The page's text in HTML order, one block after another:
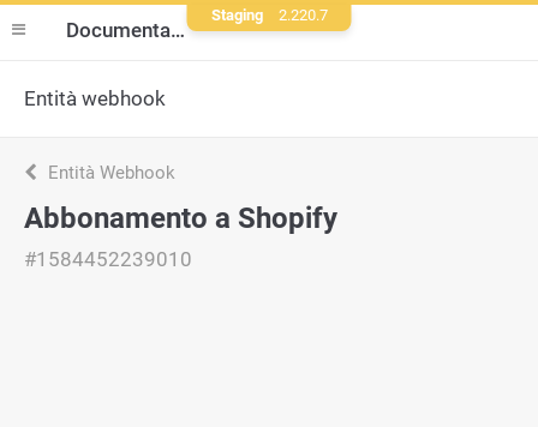
Documentazione
Entità webhook
Entità Webhook
Abbonamento a Shopify
#1584452239010
Staging 2.220.7